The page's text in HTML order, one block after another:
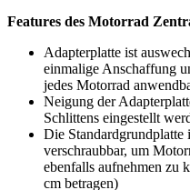
Features des Motorrad
Adapterplatte ist
einmalige Anschaffung
jedes Motorrad
Neigung der
Schlittens eingestellt
Die Standardgrundplatte
verschraubbar, um
ebenfalls aufnehmen zu
cm betragen)